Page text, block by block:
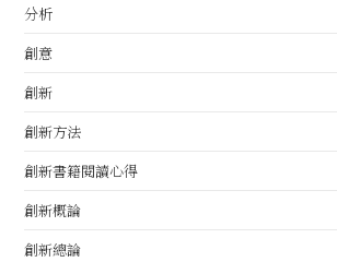
分析
創意
創新
創新方法
創新書籍閱讀心得
創新概論
創新總論